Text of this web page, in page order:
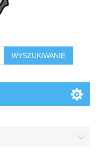
WYSZUKIWANIE